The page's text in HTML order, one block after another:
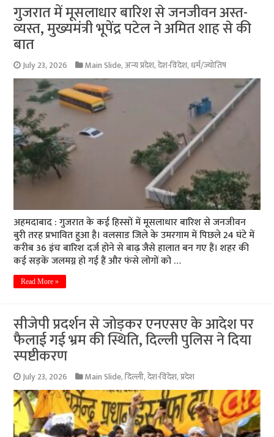
गुजरात में मूसलाधार बारिश से जनजीवन अस्त-
व्यस्त, मुख्यमंत्री भूपेंद्र पटेल ने अमित शाह से की
बात
July 23, 2026 Main Slide,अन्य प्रदेश,देश-विदेश, धर्म/ज्योतिष
अहमदाबाद : गुजरात के कई हिस्सों में मूसलाधार बारिश से जनजीवन
बुरी तरह प्रभावित हुआ है। वलसाड जिले के उमरगाम में पिछले 24 घंटे में
करीब 36 इंच बारिश दर्ज होने से बाढ़ जैसे हालात बन गए हैं। शहर की
कई सड़कें जलमग्न हो गई हैं और फंसे लोगों को …
Read More »
सीजेपी प्रदर्शन से जोड़कर एनएसए के आदेश पर
फैलाई गई भ्रम की स्थिति, दिल्ली पुलिस ने दिया
स्पष्टीकरण
July 23, 2026 Main Slide,दिल्ली,देश-विदेश,प्रदेश